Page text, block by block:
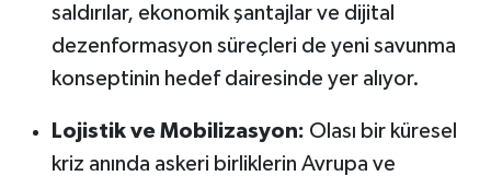
saldırılar, ekonomik şantajlar ve dijital
dezenformasyon süreçleri de yeni savunma
konseptinin hedef dairesinde yer alıyor.
Lojistik ve Mobilizasyon: Olası bir küresel
kriz anında askeri birliklerin Avrupa ve